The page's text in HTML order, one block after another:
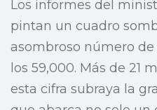
Los informes del
pintan un cuadro
asombroso número
los 59,000. Más de 21
esta cifra subraya la